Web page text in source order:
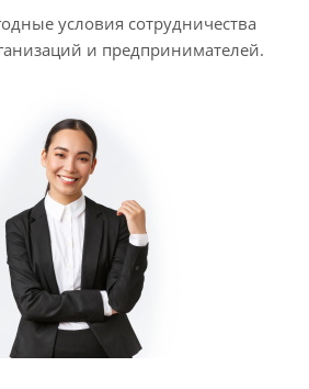
условия сотрудничества
и предпринимателей.